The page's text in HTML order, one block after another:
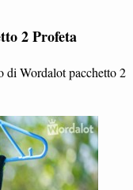
2 Profeta
di Wordalot pacchetto 2